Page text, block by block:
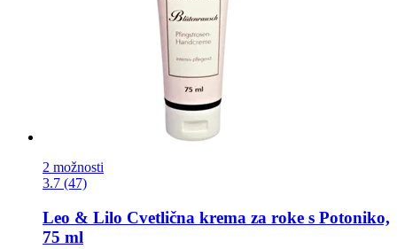
2 možnosti
3.7 (47)
Leo & Lilo Cvetlična krema za roke s Potoniko,
75 ml